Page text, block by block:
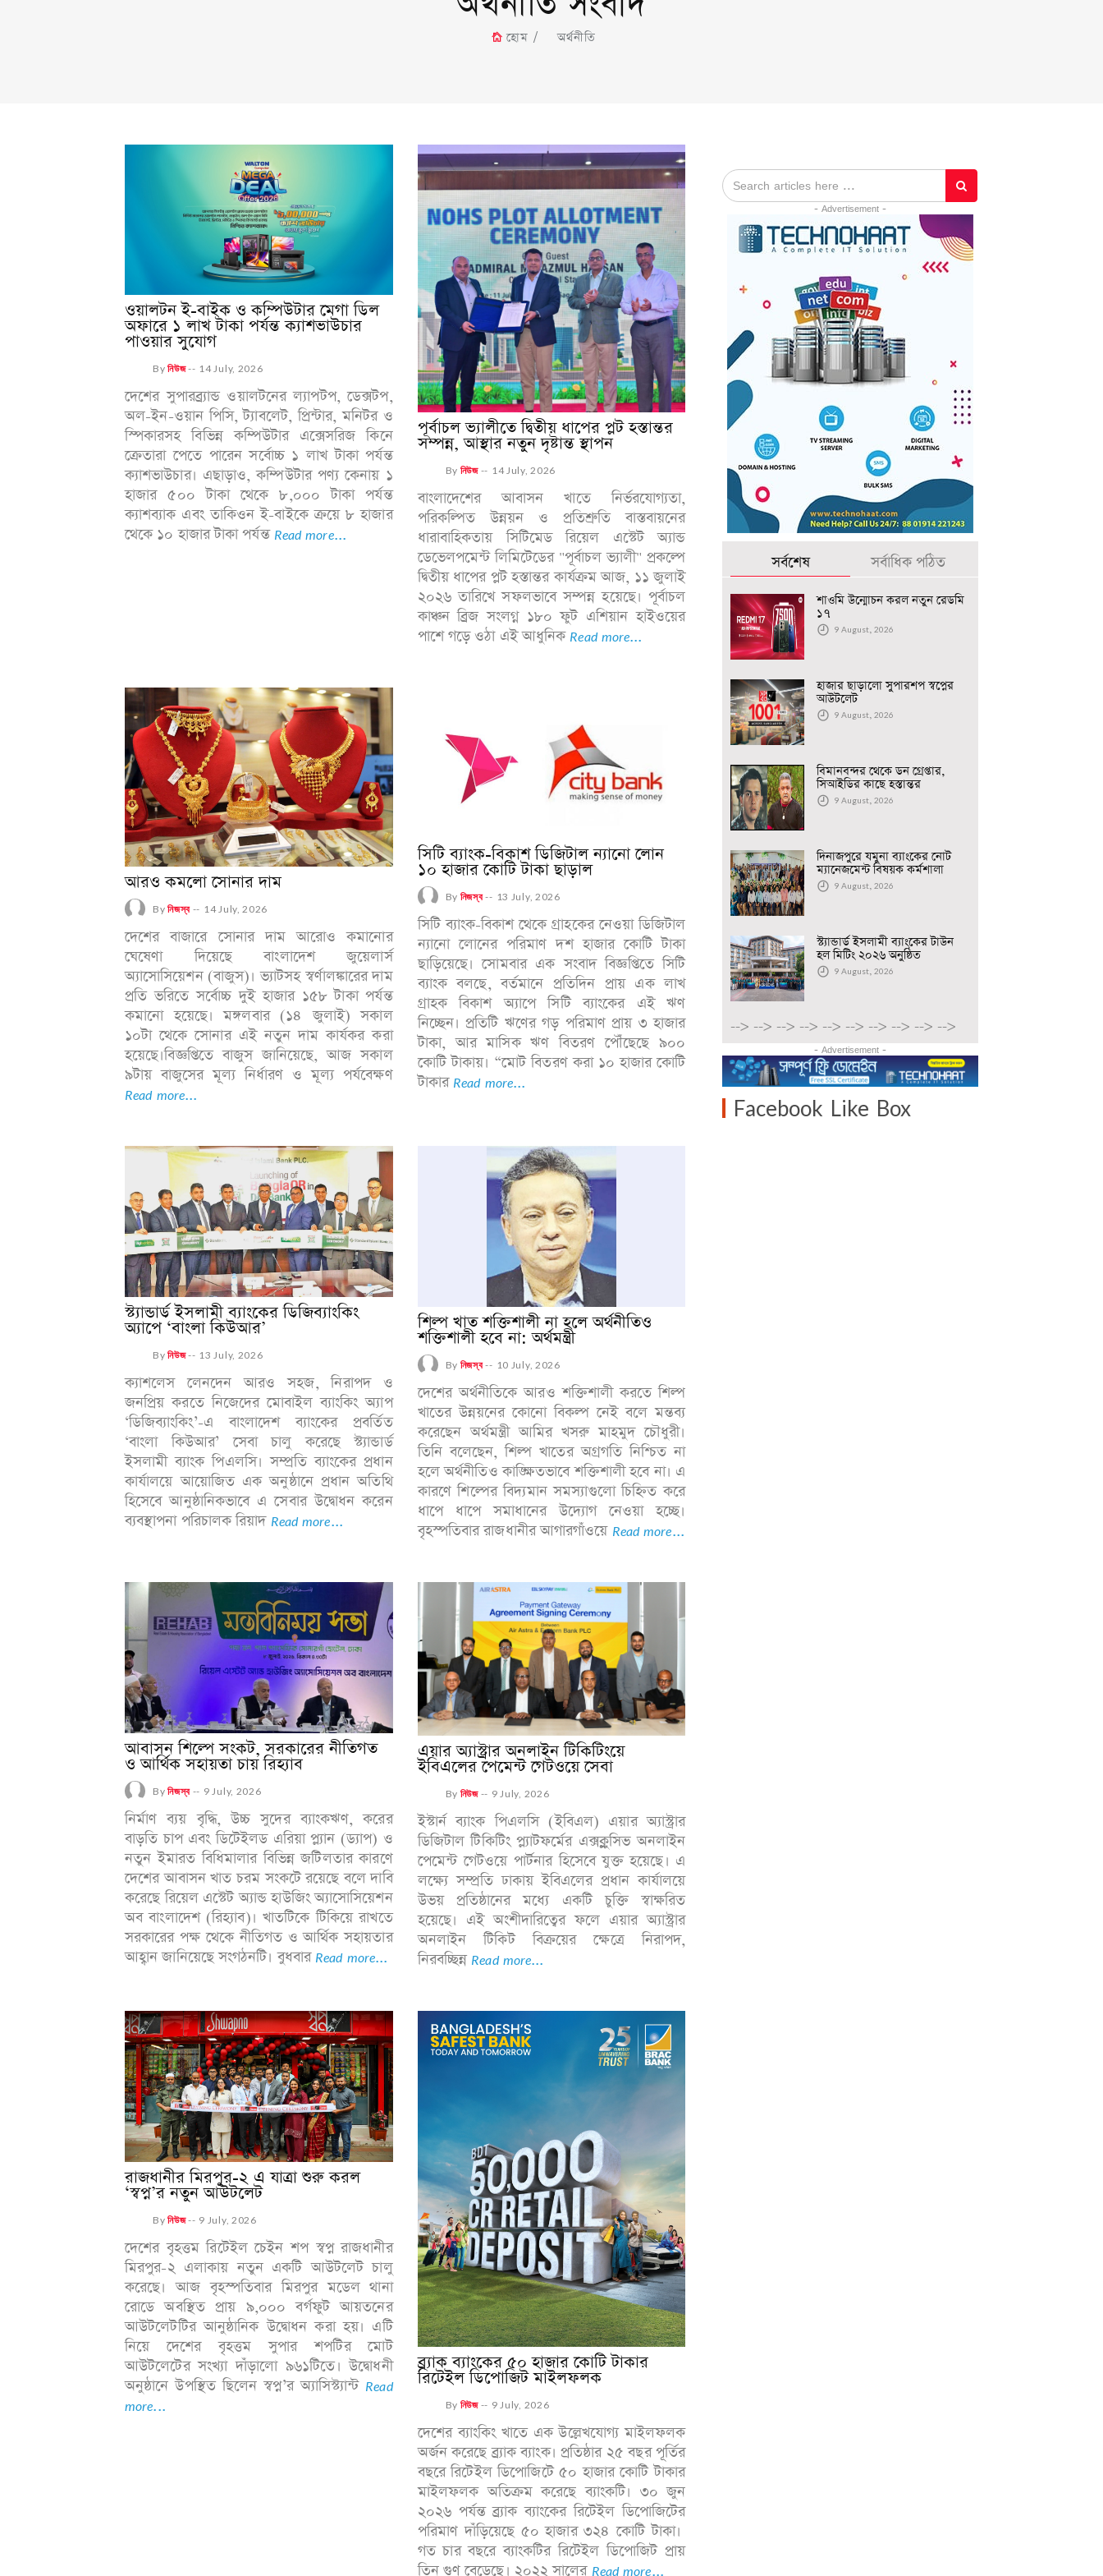
হোম অর্থনীতি
ওয়ালটন ই-বাইক ও কম্পিউটার মেগা ডিল
অফারে ১ লাখ টাকা পর্যন্ত ক্যাশভাউচার
পাওয়ার সুযোগ
Byনিউজ-- 14 July, 2026
দেশের সুপারব্র্যান্ড ওয়ালটনের ল্যাপটপ, ডেক্সটপ,
অল-ইন-ওয়ান পিসি, ট্যাবলেট, প্রিন্টার, মনিটর ও
স্পিকারসহ বিভিন্ন কম্পিউটার এক্সেসরিজ কিনে
ক্রেতারা পেতে পারেন সর্বোচ্চ ১ লাখ টাকা পর্যন্ত
ক্যাশভাউচার। এছাড়াও, কম্পিউটার পণ্য কেনায় ১
হাজার ৫০০ টাকা থেকে ৮,০০০ টাকা পর্যন্ত
ক্যাশব্যাক এবং তাকিওন ই-বাইকে ক্রয়ে ৮ হাজার
থেকে ১০ হাজার টাকা পর্যন্ত Read more...
পূর্বাচল ভ্যালীতে দ্বিতীয় ধাপের প্লট হস্তান্তর
সম্পন্ন, আস্থার নতুন দৃষ্টান্ত স্থাপন
By নিউজ-- 14 July, 2026
বাংলাদেশের আবাসন খাতে নির্ভরযোগ্যতা,
পরিকল্পিত উন্নয়ন ও প্রতিশ্রুতি বাস্তবায়নের
ধারাবাহিকতায় সিটিমেড রিয়েল এস্টেট অ্যান্ড
ডেভেলপমেন্ট লিমিটেডের "পূর্বাচল ভ্যালী" প্রকল্পে
দ্বিতীয় ধাপের প্লট হস্তান্তর কার্যক্রম আজ, ১১ জুলাই
২০২৬ তারিখে সফলভাবে সম্পন্ন হয়েছে। পূর্বাচল
কাঞ্চন ব্রিজ সংলগ্ন ১৮০ ফুট এশিয়ান হাইওয়ের
পাশে গড়ে ওঠা এই আধুনিক Read more...
আরও কমলো সোনার দাম
Byনিজস্ব-- 14 July, 2026
দেশের বাজারে সোনার দাম আরোও কমানোর
ঘেষেণা দি‌য়ে‌ছে বাংলাদেশ জুয়েলার্স
অ্যাসোসিয়েশন (বাজুস)। ভ্যাটসহ স্বর্ণালঙ্কারের দাম
প্রতি ভরিতে সর্বোচ্চ দুই হাজার ১৫৮ টাকা পর্যন্ত
কমা‌নো হয়েছে। ‌মঙ্গলবার (১৪ জুলাই) সকাল
১০টা থেকে সোনার এই নতুন দাম কার্যকর করা
হয়েছে। ​বিজ্ঞপ্তিতে বাজুস জানিয়েছে, আজ সকাল
৯টায় বাজুসের মূল্য নির্ধারণ ও মূল্য পর্যবেক্ষণ
Read more...
সিটি ব্যাংক-বিকাশ ডিজিটাল ন্যানো লোন
১০ হাজার কোটি টাকা ছাড়াল
By নিজস্ব-- 13 July, 2026
সিটি ব্যাংক-বিকাশ থেকে গ্রাহকের নেওয়া ডিজিটাল
ন্যানো লোনের পরিমাণ দশ হাজার কোটি টাকা
ছাড়িয়েছে। সোমবার এক সংবাদ বিজ্ঞপ্তিতে সিটি
ব্যাংক বলছে, বর্তমানে প্রতিদিন প্রায় এক লাখ
গ্রাহক বিকাশ অ্যাপে সিটি ব্যাংকের এই ঋণ
নিচ্ছেন। প্রতিটি ঋণের গড় পরিমাণ প্রায় ৩ হাজার
টাকা, আর মাসিক ঋণ বিতরণ পৌঁছেছে ৯০০
কোটি টাকায়। “মোট বিতরণ করা ১০ হাজার কোটি
টাকার Read more...
স্ট্যান্ডার্ড ইসলামী ব্যাংকের ডিজিব্যাংকিং
অ্যাপে ‘বাংলা কিউআর’
Byনিউজ-- 13 July, 2026
ক্যাশলেস লেনদেন আরও সহজ, নিরাপদ ও
জনপ্রিয় করতে নিজেদের মোবাইল ব্যাংকিং অ্যাপ
‘ডিজিব্যাংকিং’-এ বাংলাদেশ ব্যাংকের প্রবর্তিত
‘বাংলা কিউআর’ সেবা চালু করেছে স্ট্যান্ডার্ড
ইসলামী ব্যাংক পিএলসি। সম্প্রতি ব্যাংকের প্রধান
কার্যালয়ে আয়োজিত এক অনুষ্ঠানে প্রধান অতিথি
হিসেবে আনুষ্ঠানিকভাবে এ সেবার উদ্বোধন করেন
ব্যবস্থাপনা পরিচালক রিয়াদ Read more...
শিল্প খাত শক্তিশালী না হলে অর্থনীতিও
শক্তিশালী হবে না: অর্থমন্ত্রী
By নিজস্ব-- 10 July, 2026
দেশের অর্থনীতিকে আরও শক্তিশালী করতে শিল্প
খাতের উন্নয়নের কোনো বিকল্প নেই বলে মন্তব্য
করেছেন অর্থমন্ত্রী আমির খসরু মাহমুদ চৌধুরী।
তিনি বলেছেন, শিল্প খাতের অগ্রগতি নিশ্চিত না
হলে অর্থনীতিও কাঙ্ক্ষিতভাবে শক্তিশালী হবে না। এ
কারণে শিল্পের বিদ্যমান সমস্যাগুলো চিহ্নিত করে
ধাপে ধাপে সমাধানের উদ্যোগ নেওয়া হচ্ছে।
বৃহস্পতিবার রাজধানীর আগারগাঁওয়ে Read more...
আবাসন শিল্পে সংকট, সরকারের নীতিগত
ও আর্থিক সহায়তা চায় রিহ্যাব
Byনিজস্ব-- 9 July, 2026
নির্মাণ ব্যয় বৃদ্ধি, উচ্চ সুদের ব্যাংকঋণ, করের
বাড়তি চাপ এবং ডিটেইলড এরিয়া প্ল্যান (ড্যাপ) ও
নতুন ইমারত বিধিমালার বিভিন্ন জটিলতার কারণে
দেশের আবাসন খাত চরম সংকটে রয়েছে বলে দাবি
করেছে রিয়েল এস্টেট অ্যান্ড হাউজিং অ্যাসোসিয়েশন
অব বাংলাদেশ (রিহ্যাব)। খাতটিকে টিকিয়ে রাখতে
সরকারের পক্ষ থেকে নীতিগত ও আর্থিক সহায়তার
আহ্বান জানিয়েছে সংগঠনটি। বুধবার Read more...
এয়ার অ্যাস্ট্রার অনলাইন টিকিটিংয়ে
ইবিএলের পেমেন্ট গেটওয়ে সেবা
By নিউজ-- 9 July, 2026
ইস্টার্ন ব্যাংক পিএলসি (ইবিএল) এয়ার অ্যাস্ট্রার
ডিজিটাল টিকিটিং প্ল্যাটফর্মের এক্সক্লুসিভ অনলাইন
পেমেন্ট গেটওয়ে পার্টনার হিসেবে যুক্ত হয়েছে। এ
লক্ষ্যে সম্প্রতি ঢাকায় ইবিএলের প্রধান কার্যালয়ে
উভয় প্রতিষ্ঠানের মধ্যে একটি চুক্তি স্বাক্ষরিত
হয়েছে। এই অংশীদারিত্বের ফলে এয়ার অ্যাস্ট্রার
অনলাইন টিকিট বিক্রয়ের ক্ষেত্রে নিরাপদ,
নিরবচ্ছিন্ন Read more...
রাজধানীর মিরপুর-২ এ যাত্রা শুরু করল
‘স্বপ্ন’র নতুন আউটলেট
Byনিউজ-- 9 July, 2026
দেশের বৃহত্তম রিটেইল চেইন শপ স্বপ্ন রাজধানীর
মিরপুর-২ এলাকায় নতুন একটি আউটলেট চালু
করেছে। আজ বৃহস্পতিবার মিরপুর মডেল থানা
রোডে অবস্থিত প্রায় ৯,০০০ বর্গফুট আয়তনের
আউটলেটটির আনুষ্ঠানিক উদ্বোধন করা হয়। এটি
নিয়ে দেশের বৃহত্তম সুপার শপটির মোট
আউটলেটের সংখ্যা দাঁড়ালো ৯৬১টিতে। উদ্বোধনী
অনুষ্ঠানে উপস্থিত ছিলেন স্বপ্ন’র অ্যাসিস্ট্যান্ট Read
more...
ব্র্যাক ব্যাংকের ৫০ হাজার কোটি টাকার
রিটেইল ডিপোজিট মাইলফলক
By নিউজ-- 9 July, 2026
দেশের ব্যাংকিং খাতে এক উল্লেখযোগ্য মাইলফলক
অর্জন করেছে ব্র্যাক ব্যাংক। প্রতিষ্ঠার ২৫ বছর পূর্তির
বছরে রিটেইল ডিপোজিটে ৫০ হাজার কোটি টাকার
মাইলফলক অতিক্রম করেছে ব্যাংকটি। ৩০ জুন
২০২৬ পর্যন্ত ব্র্যাক ব্যাংকের রিটেইল ডিপোজিটের
পরিমাণ দাঁড়িয়েছে ৫০ হাজার ৩২৪ কোটি টাকা।
গত চার বছরে ব্যাংকটির রিটেইল ডিপোজিট প্রায়
তিন গুণ বেড়েছে। ২০২২ সালের Read more...
- Advertisement -
সর্বশেষ সর্বাধিক পঠিত
শাওমি উন্মোচন করল নতুন রেডমি
১৭
9 August, 2026
হাজার ছাড়ালো সুপারশপ স্বপ্নের
আউটলেট
9 August, 2026
বিমানবন্দর থেকে ডন গ্রেপ্তার,
সিআইডির কাছে হস্তান্তর
9 August, 2026
দিনাজপুরে যমুনা ব্যাংকের নোট
ম্যানেজমেন্ট বিষয়ক কর্মশালা
9 August, 2026
স্ট্যান্ডার্ড ইসলামী ব্যাংকের টাউন
হল মিটিং ২০২৬ অনুষ্ঠিত
9 August, 2026
--> --> --> --> --> --> --> --> --> -->
- Advertisement -
Facebook Like Box